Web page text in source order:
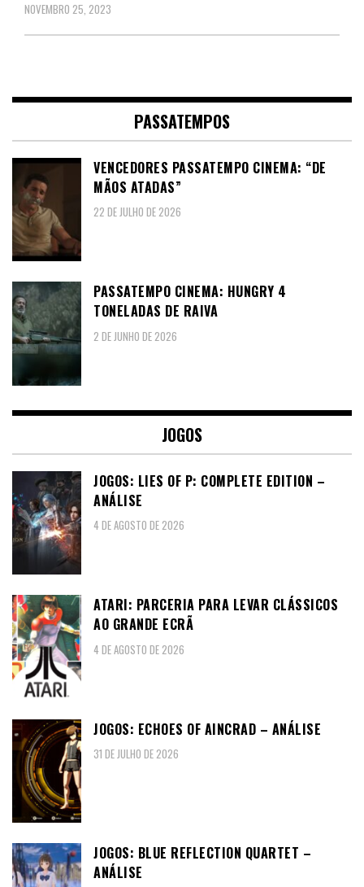
NOVEMBRO 25, 2023
PASSATEMPOS
VENCEDORES PASSATEMPO CINEMA: “DE
MÃOS ATADAS”
22 DE JULHO DE 2026
PASSATEMPO CINEMA: HUNGRY 4
TONELADAS DE RAIVA
2 DE JUNHO DE 2026
JOGOS
JOGOS: LIES OF P: COMPLETE EDITION –
ANÁLISE
4 DE AGOSTO DE 2026
ATARI: PARCERIA PARA LEVAR CLÁSSICOS
AO GRANDE ECRÃ
4 DE AGOSTO DE 2026
JOGOS: ECHOES OF AINCRAD – ANÁLISE
31 DE JULHO DE 2026
JOGOS: BLUE REFLECTION QUARTET –
ANÁLISE